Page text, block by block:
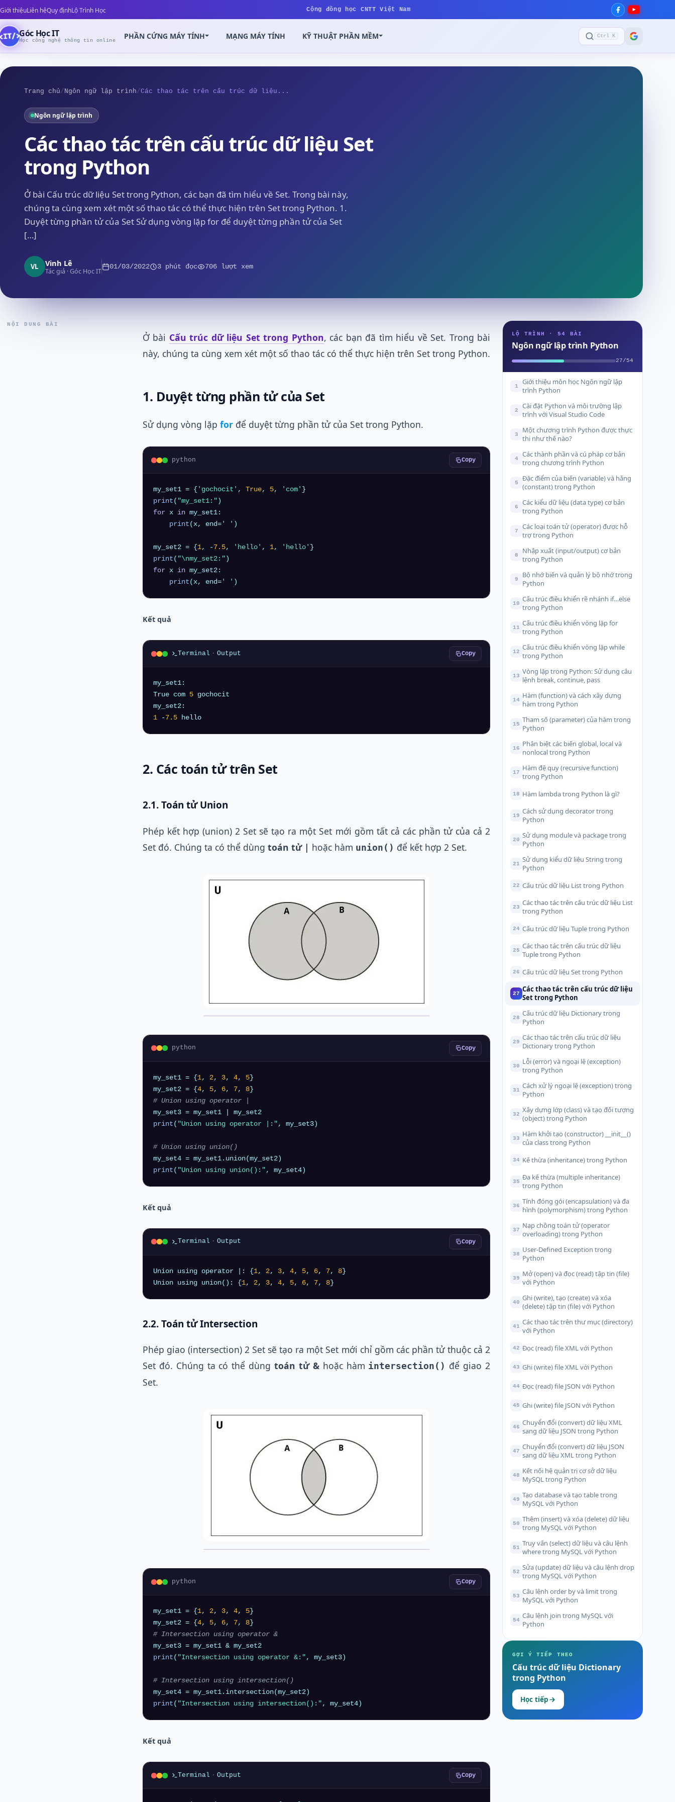
Giới thiệuLiên hệQuy địnhLộ Trình Học Cộng đồng học CNTT Việt Nam
Góc Học IT
Học công nghệ thông tin online PHẦN CỨNG MÁY TÍNH MẠNG MÁY TÍNH KỸ THUẬT PHẦN MỀM Ctrl K
Trang chủ/ Ngôn ngữ lập trình/Các thao tác trên cấu trúc dữ liệu...
Ngôn ngữ lập trình
Các thao tác trên cấu trúc dữ liệu Set
trong Python
Ở bài Cấu trúc dữ liệu Set trong Python, các bạn đã tìm hiểu về Set. Trong bài này,
chúng ta cùng xem xét một số thao tác có thể thực hiện trên Set trong Python. 1.
Duyệt từng phần tử của Set Sử dụng vòng lặp for để duyệt từng phần tử của Set
[…]
VL Vinh Lê
Tác giả · Góc Học IT
01/03/2022 3 phút đọc 706 lượt xem
NỘI DUNG BÀI
Ở bài Cấu trúc dữ liệu Set trong Python, các bạn đã tìm hiểu về Set. Trong bài
này, chúng ta cùng xem xét một số thao tác có thể thực hiện trên Set trong Python.
1. Duyệt từng phần tử của Set
Sử dụng vòng lặp for để duyệt từng phần tử của Set trong Python.
python Copy
my_set1 = { 'gochocit' , True, 5, 'com'
print ( "my_set1:"
for x in my_set1:
print (x, end= ' ' )
my_set2 = { 1, -7.5, 'hello' , 1, 'hello'
print ( "\nmy_set2:"
for x in my_set2:
print (x, end= ' '
Kết quả
Terminal · Output Copy
my_set1:
True com 5 gochocit
1 -7.5
2. Các toán tử trên Set
2.1. Toán tử Union
Phép kết hợp (union) 2 Set sẽ tạo ra một Set mới gồm tất cả các phần tử của cả 2
Set đó. Chúng ta có thể dùng toán tử | hoặc hàm union() để kết hợp 2 Set.
python Copy
my_set1 = {1, 2, 3, 4, 5}
my_set2 = {4, 5, 6, 7, 8
# Union using operator |
print ( "Union using operator |:" , my_set3)
# Union using union()
print ( "Union using union():"
Kết quả
Terminal · Output Copy
Union using operator |: {1, 2, 3, 4, 5, 6, 7, 8}
Union using union(): {1, 2, 3, 4, 5, 6, 7, 8
2.2. Toán tử Intersection
Phép giao (intersection) 2 Set sẽ tạo ra một Set mới chỉ gồm các phần tử thuộc cả 2
Set đó. Chúng ta có thể dùngtoán tử &hoặc hàm intersection() để giao 2
Set.
python Copy
my_set1 = { 1, 2, 3, 4, 5 }
my_set2 = { 4, 5, 6, 7, 8
# Intersection using operator &
print ( "Intersection using operator &:" , my_set3)
# Intersection using intersection()
print ( "Intersection using intersection():"
Kết quả
Terminal · Output Copy
LỘ TRÌNH · 54 BÀI
Ngôn ngữ lập trình Python
27/54
1
Giới thiệu môn học Ngôn ngữ lập
trình Python
2
Cài đặt Python và môi trường lập
trình với Visual Studio Code
3
Một chương trình Python được thực
thi như thế nào?
4
Các thành phần và cú pháp cơ bản
trong chương trình Python
5
Đặc điểm của biến (variable) và hằng
(constant) trong Python
6
Các kiểu dữ liệu (data type) cơ bản
trong Python
7
Các loại toán tử (operator) được hỗ
trợ trong Python
8
Nhập xuất (input/output) cơ bản
trong Python
9
Bộ nhớ biến và quản lý bộ nhớ trong
Python
10 Cấu trúc điều khiển rẽ nhánh if…else
trong Python
11 Cấu trúc điều khiển vòng lặp for
trong Python
12 Cấu trúc điều khiển vòng lặp while
trong Python
13 Vòng lặp trong Python: Sử dụng câu
lệnh break, continue, pass
14 Hàm (function) và cách xây dựng
hàm trong Python
15 Tham số (parameter) của hàm trong
Python
16 Phân biệt các biến global, local và
nonlocal trong Python
17 Hàm đệ quy (recursive function)
trong Python
18 Hàm lambda trong Python là gì?
19 Cách sử dụng decorator trong
Python
20 Sử dụng module và package trong
Python
21 Sử dụng kiểu dữ liệu String trong
Python
22 Cấu trúc dữ liệu List trong Python
23 Các thao tác trên cấu trúc dữ liệu List
trong Python
24 Cấu trúc dữ liệu Tuple trong Python
25 Các thao tác trên cấu trúc dữ liệu
Tuple trong Python
26 Cấu trúc dữ liệu Set trong Python
27 Các thao tác trên cấu trúc dữ liệu
Set trong Python
28 Cấu trúc dữ liệu Dictionary trong
Python
29 Các thao tác trên cấu trúc dữ liệu
Dictionary trong Python
30 Lỗi (error) và ngoại lệ (exception)
trong Python
31 Cách xử lý ngoại lệ (exception) trong
Python
32 Xây dựng lớp (class) và tạo đối tượng
(object) trong Python
33 Hàm khởi tạo (constructor) __init__()
của class trong Python
34 Kế thừa (inheritance) trong Python
35 Đa kế thừa (multiple inheritance)
trong Python
36 Tính đóng gói (encapsulation) và đa
hình (polymorphism) trong Python
37 Nạp chồng toán tử (operator
overloading) trong Python
38 User-Defined Exception trong
Python
39 Mở (open) và đọc (read) tập tin (file)
với Python
40 Ghi (write), tạo (create) và xóa
(delete) tập tin (file) với Python
41 Các thao tác trên thư mục (directory)
với Python
42 Đọc (read) file XML với Python
43 Ghi (write) file XML với Python
44 Đọc (read) file JSON với Python
45 Ghi (write) file JSON với Python
46 Chuyển đổi (convert) dữ liệu XML
sang dữ liệu JSON trong Python
47 Chuyển đổi (convert) dữ liệu JSON
sang dữ liệu XML trong Python
48 Kết nối hệ quản trị cơ sở dữ liệu
MySQL trong Python
49 Tạo database và tạo table trong
MySQL với Python
50 Thêm (insert) và xóa (delete) dữ liệu
trong MySQL với Python
51 Truy vấn (select) dữ liệu và câu lệnh
where trong MySQL với Python
52 Sửa (update) dữ liệu và câu lệnh drop
trong MySQL với Python
53 Câu lệnh order by và limit trong
MySQL với Python
54 Câu lệnh join trong MySQL với
Python
GỢI Ý TIẾP THEO
Cấu trúc dữ liệu Dictionary
trong Python
Học tiếp